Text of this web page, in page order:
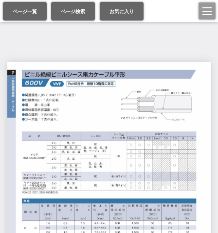
ページ一覧 ページ検索 お気に入り